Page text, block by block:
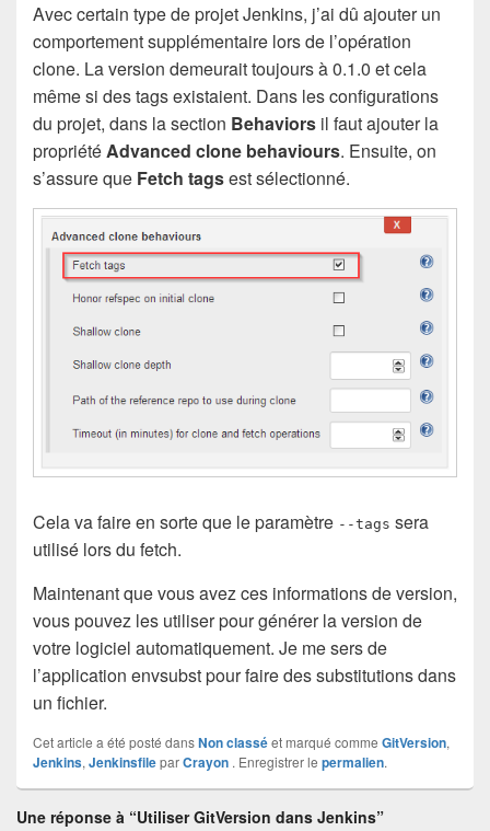
Avec certain type de projet Jenkins, j’ai dû ajouter un
comportement supplémentaire lors de l’opération
clone. La version demeurait toujours à 0.1.0 et cela
même si des tags existaient. Dans les configurations
du projet, dans la section Behaviors il faut ajouter la
propriétéAdvanced clone behaviours. Ensuite, on
s’assure que Fetch tagsest sélectionné.
Cela va faire en sorte que le paramètre --tags sera
utilisé lors du fetch.
Maintenant que vous avez ces informations de version,
vous pouvez les utiliser pour générer la version de
votre logiciel automatiquement. Je me sers de
l’application envsubst pour faire des substitutions dans
un fichier.
Cet article a été posté dansNon classéet marqué comme GitVersion,
Jenkins, JenkinsfileparCrayon . Enregistrer le permalien.
Une réponse à “Utiliser GitVersion dans Jenkins”